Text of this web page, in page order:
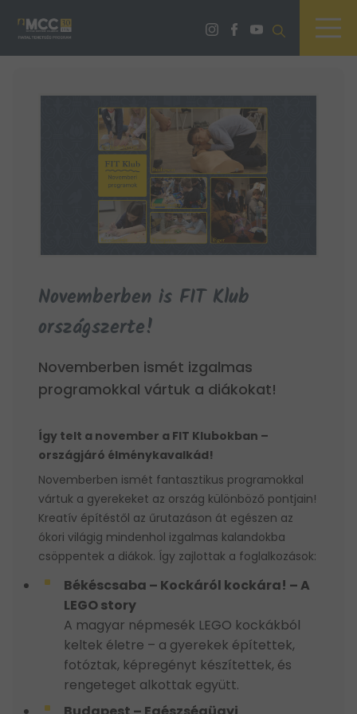
Novemberben is FIT Klub
országszerte!
Novemberben ismét izgalmas
programokkal vártuk a diákokat!
Így telt a november a FIT Klubokban –
országjáró élménykavalkád!
Novemberben ismét fantasztikus programokkal
vártuk a gyerekeket az ország különböző pontjain!
Kreatív építéstől az űrutazáson át egészen az
ókori világig mindenhol izgalmas kalandokba
csöppentek a diákok. Így zajlottak a foglalkozások:
Békéscsaba – Kockáról kockára! – A
LEGO story
A magyar népmesék LEGO kockákból
keltek életre – a gyerekek építettek,
fotóztak, képregényt készítettek, és
rengeteget alkottak együtt.